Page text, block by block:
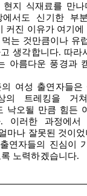
현지 식재료를 만
서도 신기한 부분
커진 이유가 여기
먹는 것만큼이나 유
생각합니다. 따라
아름다운 풍경과
여성 출연자들
의 트레킹을 거쳐
낙오될 만큼 힘든
. 이러한 과정에
마나 잘못된 것이
출연자들의 진심이
노력하겠습니다.